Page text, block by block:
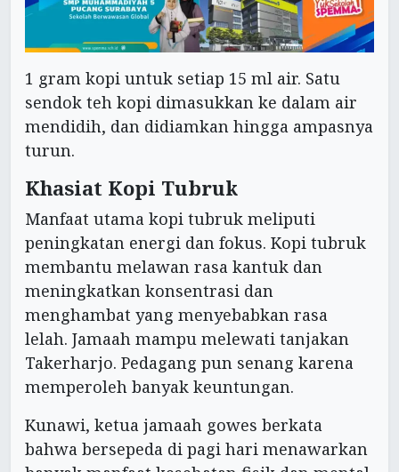
1 gram kopi untuk setiap 15 ml air. Satu
sendok teh kopi dimasukkan ke dalam air
mendidih, dan didiamkan hingga ampasnya
turun.
Khasiat Kopi Tubruk
Manfaat utama kopi tubruk meliputi
peningkatan energi dan fokus. Kopi tubruk
membantu melawan rasa kantuk dan
meningkatkan konsentrasi dan
menghambat yang menyebabkan rasa
lelah. Jamaah mampu melewati tanjakan
Takerharjo. Pedagang pun senang karena
memperoleh banyak keuntungan.
Kunawi, ketua jamaah gowes berkata
bahwa bersepeda di pagi hari menawarkan